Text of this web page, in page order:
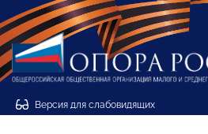
Версия для слабовидящих